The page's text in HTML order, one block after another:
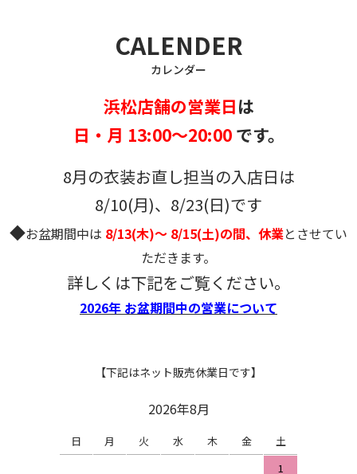
CALENDER
カレンダー
浜松店舗の営業日は
日・月 13:00～20:00 です。
8月の衣装お直し担当の入店日は
8/10(月)、8/23(日)です
◆お盆期間中は 8/13(木)～ 8/15(土)の間、休業とさせてい
ただきます。
詳しくは下記をご覧ください。
2026年 お盆期間中の営業について
【下記はネット販売休業日です】
2026年8月
日 月 火 水 木 金
土
1